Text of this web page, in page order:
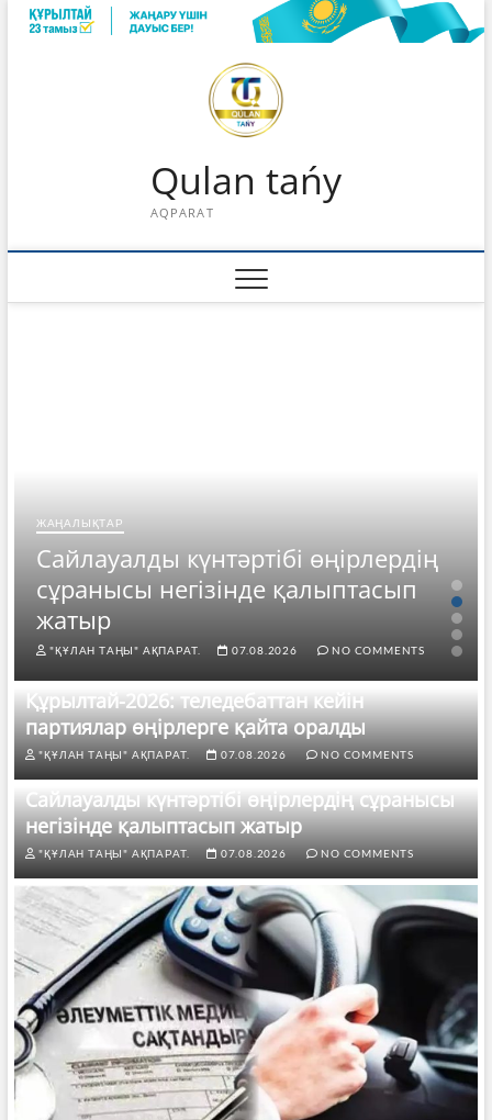
Skip
Qulan tańy
AQPARAT
ЖАҢАЛЫҚТАР
Сайлауалды күнтәртібі өңірлердің
сұранысы негізінде қалыптасып
жатыр
"ҚҰЛАН ТАҢЫ" АҚПАРАТ. 07.08.2026 NO COMMENTS
Құрылтай-2026: теледебаттан кейін
партиялар өңірлерге қайта оралды
"ҚҰЛАН ТАҢЫ" АҚПАРАТ. 07.08.2026 NO COMMENTS
Сайлауалды күнтәртібі өңірлердің сұранысы
негізінде қалыптасып жатыр
"ҚҰЛАН ТАҢЫ" АҚПАРАТ. 07.08.2026 NO COMMENTS